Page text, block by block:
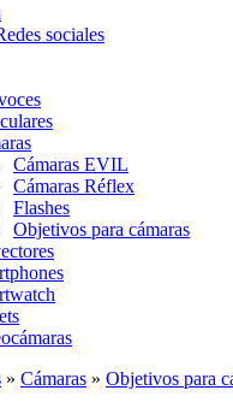
sociales
Cámaras EVIL
Cámaras Réflex
Flashes
Objetivos para cámaras
» Cámaras » Objetivos para